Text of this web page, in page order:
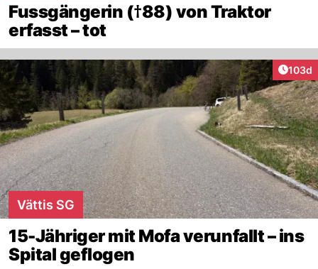
Fussgängerin (†88) von Traktor
erfasst – tot
103d
Vättis SG
15-Jähriger mit Mofa verunfallt – ins
Spital geflogen